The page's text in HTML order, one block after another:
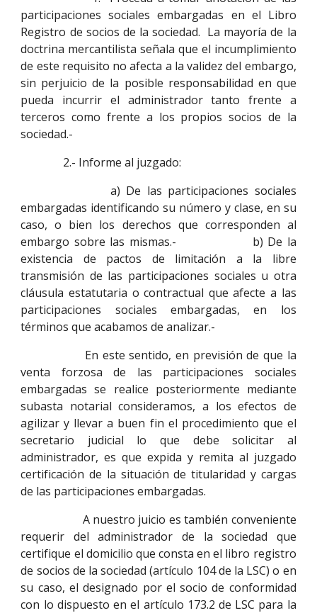
participaciones sociales embargadas en el Libro
Registro de socios de la sociedad. La mayoría de la
doctrina mercantilista señala que el incumplimiento
de este requisito no afecta a la validez del embargo,
sin perjuicio de la posible responsabilidad en que
pueda incurrir el administrador tanto frente a
terceros como frente a los propios socios de la
sociedad.-
2.- Informe al juzgado:
a) De las participaciones sociales
embargadas identificando su número y clase, en su
caso, o bien los derechos que corresponden al
embargo sobre las mismas.- b) De la
existencia de pactos de limitación a la libre
transmisión de las participaciones sociales u otra
cláusula estatutaria o contractual que afecte a las
participaciones sociales embargadas, en los
términos que acabamos de analizar.-
En este sentido, en previsión de que la
venta forzosa de las participaciones sociales
embargadas se realice posteriormente mediante
subasta notarial consideramos, a los efectos de
agilizar y llevar a buen fin el procedimiento que el
secretario judicial lo que debe solicitar al
administrador, es que expida y remita al juzgado
certificación de la situación de titularidad y cargas
de las participaciones embargadas.
A nuestro juicio es también conveniente
requerir del administrador de la sociedad que
certifique el domicilio que consta en el libro registro
de socios de la sociedad (artículo 104 de la LSC) o en
su caso, el designado por el socio de conformidad
con lo dispuesto en el artículo 173.2 de LSC para la